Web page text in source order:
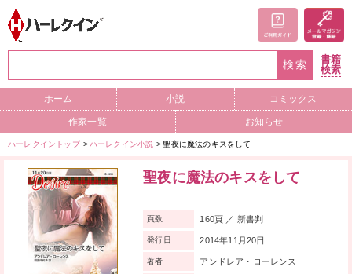
検索
書籍
検索
ホーム 小説 コミックス
作家一覧 お知らせ
ハーレクイントップ ハーレクイン小説 聖夜に魔法のキスをして
聖夜に魔法のキスをして
頁数 160頁 ／ 新書判
発行日 2014年11月20日
著者 アンドレア・ローレンス